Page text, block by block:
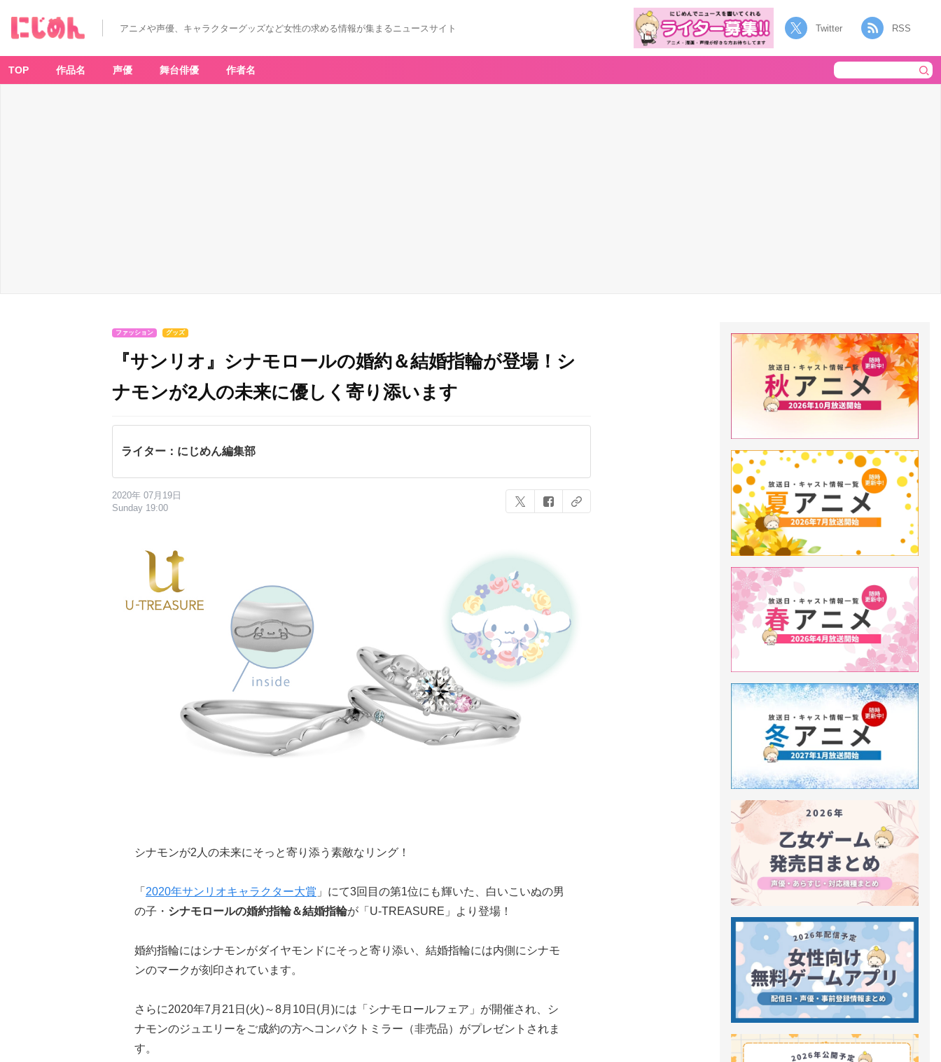
アニメや声優、キャラクターグッズなど女性の求める情報が集まるニュースサイト Twitter RSS
TOP 作品名 声優 舞台俳優 作者名
ファッション グッズ
『サンリオ』シナモロールの婚約＆結婚指輪が登場！シ
ナモンが2人の未来に優しく寄り添います
ライター：にじめん編集部
2020年 07月19日
Sunday 19:00
シナモンが2人の未来にそっと寄り添う素敵なリング！
「 2020年サンリオキャラクター大賞 」にて3回目の第1位にも輝いた、白いこいぬの男
の子・ シナモロールの婚約指輪＆結婚指輪が「U-TREASURE」より登場！
婚約指輪にはシナモンがダイヤモンドにそっと寄り添い、結婚指輪には内側にシナモ
ンのマークが刻印されています。
さらに2020年7月21日(火)～8月10日(月)には「シナモロールフェア」が開催され、シ
ナモンのジュエリーをご成約の方へコンパクトミラー（非売品）がプレゼントされま
す。